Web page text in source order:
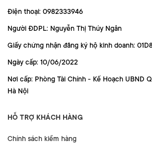
Điện thoại: 0982333946
Người ĐDPL: Nguyễn Thị Thúy Ngân
Giấy chứng nhận đăng ký hộ kinh doanh:
Ngày cấp: 10/06/2022
Nơi cấp: Phòng Tài Chính - Kế Hoạch UBND
Hà Nội
HỖ TRỢ KHÁCH HÀNG
Chính sách kiểm hàng